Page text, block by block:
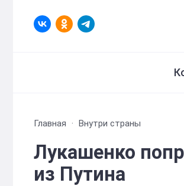
Главная Внутри страны
Лукашенко
из Путина